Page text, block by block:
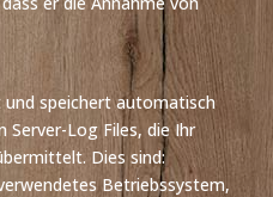
und speichert automatisch
Log Files, die Ihr
Dies sind:
Betriebssystem,